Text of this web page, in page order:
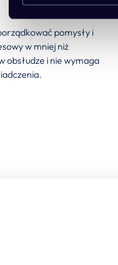
pomysły i
w mniej niż
obsłudze i nie wymaga